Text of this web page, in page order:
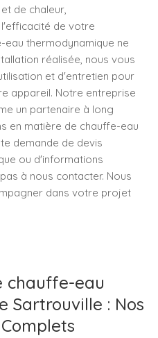
de chaleur,
de votre
eau thermodynamique ne
réalisée, nous vous
et d'entretien pour
appareil. Notre entreprise
un partenaire à long
en matière de chauffe-eau
demande de devis
ou d'informations
à nous contacter. Nous
dans votre projet
chauffe-eau
Sartrouville : Nos